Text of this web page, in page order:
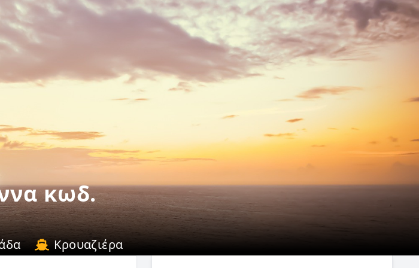
κωδ.
Κρουαζιέρα